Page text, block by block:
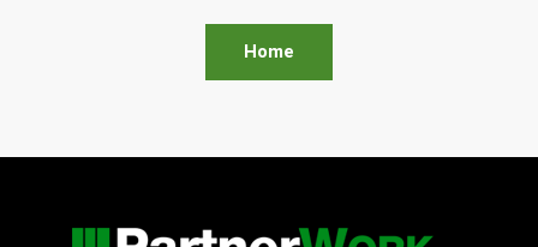
Home